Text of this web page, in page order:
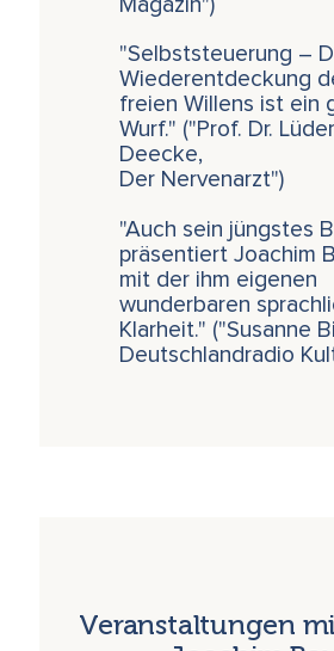
Magazin")
"Selbststeuerung –
Wiederentdeckung
freien Willens ist ein
Wurf." ("Prof. Dr. Lüder
Deecke,
Der Nervenarzt")
"Auch sein jüngstes
präsentiert Joachim
mit der ihm eigenen
wunderbaren
Klarheit." ("Susanne
Deutschlandradio
Veranstaltungen